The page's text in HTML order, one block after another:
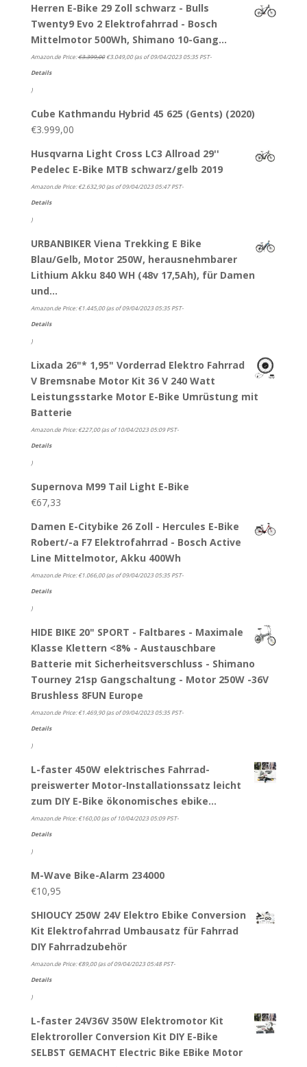
Herren E-Bike 29 Zoll schwarz - Bulls
Twenty9 Evo 2 Elektrofahrrad - Bosch
Mittelmotor 500Wh, Shimano 10-Gang…
Amazon.de Price:€3.399,00 €3.049,00(as of 09/04/2023 05:35 PST-
Details
)
Cube Kathmandu Hybrid 45 625 (Gents) (2020)
€3.999,00
Husqvarna Light Cross LC3 Allroad 29''
Pedelec E-Bike MTB schwarz/gelb 2019
Amazon.de Price:€2.632,90(as of 09/04/2023 05:47 PST-
Details
)
URBANBIKER Viena Trekking E Bike
Blau/Gelb, Motor 250W, herausnehmbarer
Lithium Akku 840 WH (48v 17,5Ah), für Damen
und…
Amazon.de Price:€1.445,00(as of 09/04/2023 05:35 PST-
Details
)
Lixada 26"* 1,95" Vorderrad Elektro Fahrrad
V Bremsnabe Motor Kit 36 V 240 Watt
Leistungsstarke Motor E-Bike Umrüstung mit
Batterie
Amazon.de Price:€227,00(as of 10/04/2023 05:09 PST-
Details
)
Supernova M99 Tail Light E-Bike
€67,33
Damen E-Citybike 26 Zoll - Hercules E-Bike
Robert/-a F7 Elektrofahrrad - Bosch Active
Line Mittelmotor, Akku 400Wh
Amazon.de Price:€1.066,00(as of 09/04/2023 05:35 PST-
Details
)
HIDE BIKE 20" SPORT - Faltbares - Maximale
Klasse Klettern <8% - Austauschbare
Batterie mit Sicherheitsverschluss - Shimano
Tourney 21sp Gangschaltung - Motor 250W -36V
Brushless 8FUN Europe
Amazon.de Price:€1.469,90(as of 09/04/2023 05:35 PST-
Details
)
L-faster 450W elektrisches Fahrrad-
preiswerter Motor-Installationssatz leicht
zum DIY E-Bike ökonomisches ebike…
Amazon.de Price:€160,00(as of 10/04/2023 05:09 PST-
Details
)
M-Wave Bike-Alarm 234000
€10,95
SHIOUCY 250W 24V Elektro Ebike Conversion
Kit Elektrofahrrad Umbausatz für Fahrrad
DIY Fahrradzubehör
Amazon.de Price:€89,00(as of 09/04/2023 05:48 PST-
Details
)
L-faster 24V36V 350W Elektromotor Kit
Elektroroller Conversion Kit DIY E-Bike
SELBST GEMACHT Electric Bike EBike Motor